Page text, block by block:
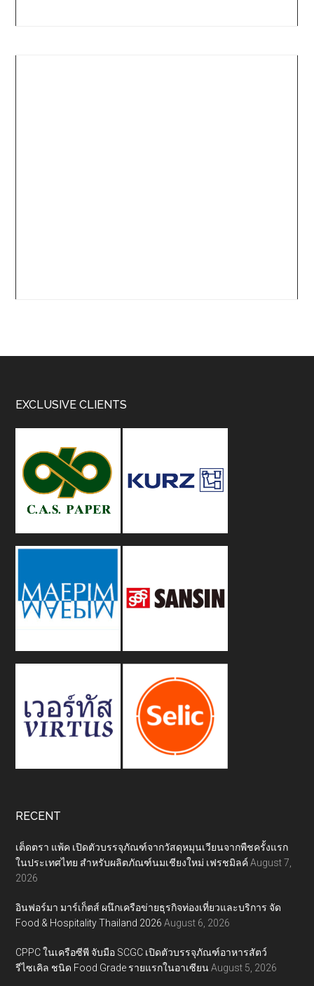
Footer
EXCLUSIVE CLIENTS
RECENT
เต็ดตรา แพ้ค เปิดตัวบรรจุภัณฑ์จากวัสดุหมุนเวียนจากพืชครั้งแรก
ในประเทศไทย สำหรับผลิตภัณฑ์นมเชียงใหม่ เฟรชมิลค์ August 7,
2026
อินฟอร์มา มาร์เก็ตส์ ผนึกเครือข่ายธุรกิจท่องเที่ยวและบริการ จัด
Food & Hospitality Thailand 2026 August 6, 2026
CPPC ในเครือซีพี จับมือ SCGC เปิดตัวบรรจุภัณฑ์อาหารสัตว์
รีไซเคิล ชนิด Food Grade รายแรกในอาเซียน August 5, 2026